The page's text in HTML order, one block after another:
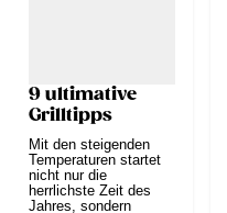
9 ultimative
Grilltipps
Mit den steigenden
Temperaturen startet
nicht nur die
herrlichste Zeit des
Jahres, sondern